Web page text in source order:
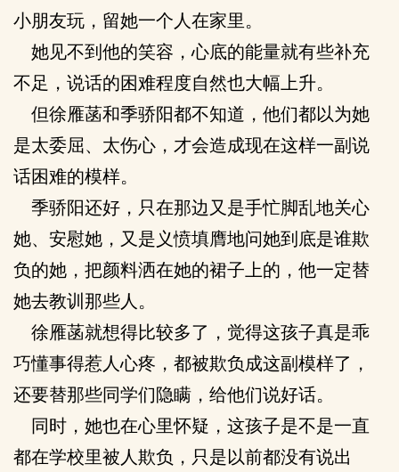
小朋友玩，留她一个人在家里。
她见不到他的笑容，心底的能量就有些补充
不足，说话的困难程度自然也大幅上升。
但徐雁菡和季骄阳都不知道，他们都以为她
是太委屈、太伤心，才会造成现在这样一副说
话困难的模样。
季骄阳还好，只在那边又是手忙脚乱地关心
她、安慰她，又是义愤填膺地问她到底是谁欺
负的她，把颜料洒在她的裙子上的，他一定替
她去教训那些人。
徐雁菡就想得比较多了，觉得这孩子真是乖
巧懂事得惹人心疼，都被欺负成这副模样了，
还要替那些同学们隐瞒，给他们说好话。
同时，她也在心里怀疑，这孩子是不是一直
都在学校里被人欺负，只是以前都没有说出